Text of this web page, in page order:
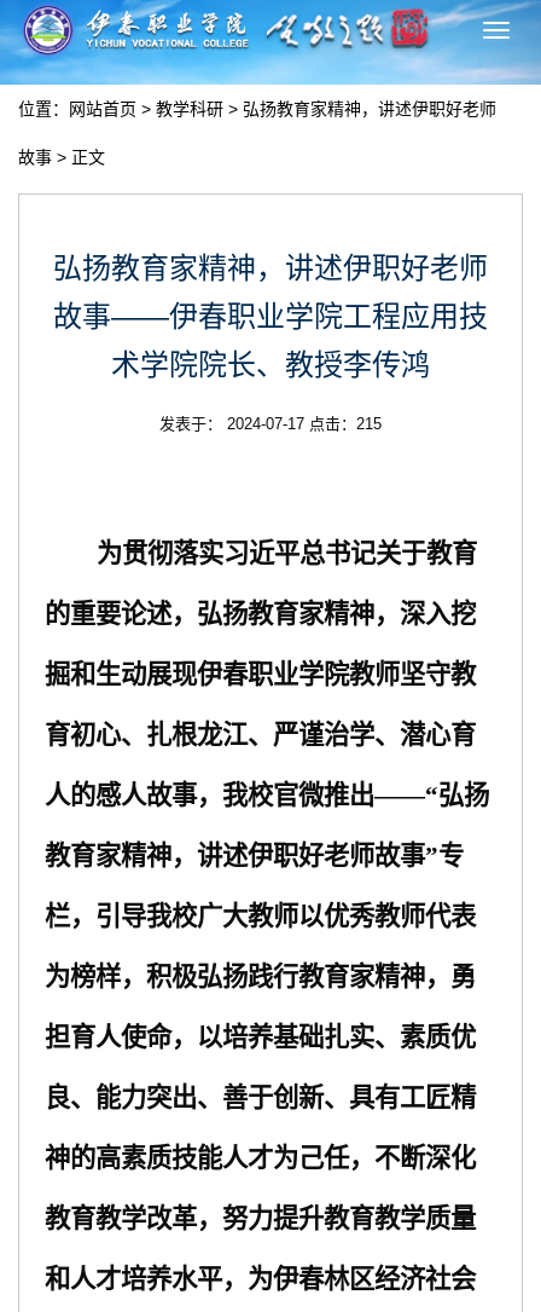
切
换
导
位置： 网站首页 > 教学科研 > 弘扬教育家精神，讲述伊职好老师
故事 > 正文
弘扬教育家精神，讲述伊职好老师
故事——伊春职业学院工程应用技
术学院院长、教授李传鸿
发表于： 2024-07-17 点击： 215
为贯彻落实习近平总书记关于教育
的重要论述，弘扬教育家精神， 深入挖
掘和生动展现伊春职业学院教师坚守教
育初心、 扎根龙江、严谨治学、潜心育
人的感人故事，我校官微推出——“弘扬
教育家精神， 讲述伊职好老师故事”专
栏，引导我校广大教师以优秀教师代表
为榜样，积极弘扬践行教育家精神，勇
担育人使命，以培养基础扎实、素质优
良、能力突出、善于创新、 具有工匠精
神的高素质技能人才为己任，不断深化
教育教学改革，努力提升教育教学质量
和人才培养水平，为伊春林区经济社会